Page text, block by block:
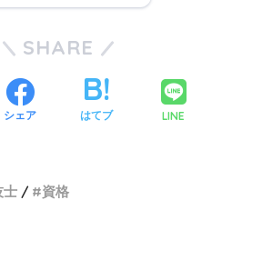
SHARE
シェア はてブ LINE
士 資格